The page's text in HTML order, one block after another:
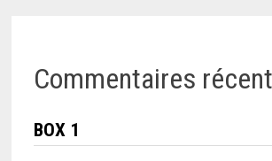
Commentaires
BOX 1